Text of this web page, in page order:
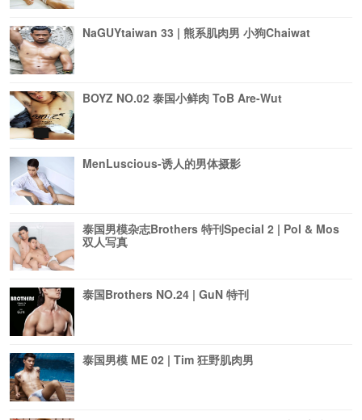
NaGUYtaiwan 33 | 熊系肌肉男 小狗Chaiwat
BOYZ NO.02 泰国小鲜肉 ToB Are-Wut
MenLuscious-诱人的男体摄影
泰国男模杂志Brothers 特刊Special 2 | Pol & Mos
双人写真
泰国Brothers NO.24 | GuN 特刊
泰国男模 ME 02 | Tim 狂野肌肉男